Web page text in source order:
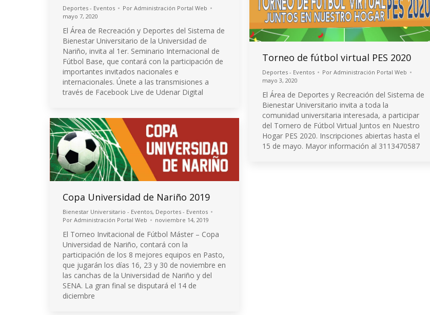
Deportes - Eventos Por Administración Portal Web
mayo 7, 2020
El Área de Recreación y Deportes del Sistema de
Bienestar Universitario de la Universidad de
Nariño, invita al 1er. Seminario Internacional de
Fútbol Base, que contará con la participación de
importantes invitados nacionales e
internacionales. Únete a las transmisiones a
través de Facebook Live de Udenar Digital
Torneo de fútbol virtual PES 2020
Deportes - Eventos Por Administración Portal Web
mayo 3, 2020
El Área de Deportes y Recreación del Sistema de
Bienestar Universitario invita a toda la
comunidad universitaria interesada, a participar
del Tornero de Fútbol Virtual Juntos en Nuestro
Hogar PES 2020. Inscripciones abiertas hasta el
15 de mayo. Mayor información al 3113470587
Copa Universidad de Nariño 2019
Bienestar Universitario - Eventos, Deportes - Eventos
Por Administración Portal Web noviembre 14, 2019
El Torneo Invitacional de Fútbol Máster – Copa
Universidad de Nariño, contará con la
participación de los 8 mejores equipos en Pasto,
que jugarán los días 16, 23 y 30 de noviembre en
las canchas de la Universidad de Nariño y del
SENA. La gran final se disputará el 14 de
diciembre